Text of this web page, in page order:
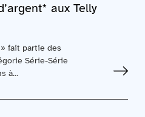
aux Telly
fait partie des
Série-Série
à…